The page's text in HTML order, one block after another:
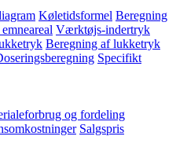
Køletidsformel Beregning
Værktøjs-indertryk
Beregning af lukketryk
Specifikt
og fordeling
Salgspris